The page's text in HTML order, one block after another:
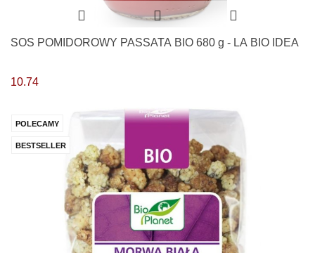
SOS POMIDOROWY PASSATA BIO 680 g - LA BIO IDEA
10.74
POLECAMY
BESTSELLER